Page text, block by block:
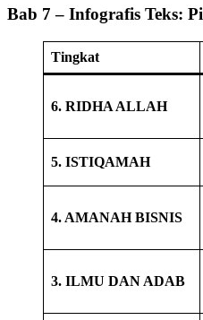
Bab 7 – Infografis Teks:
Tingkat
6. RIDHA ALLAH
5. ISTIQAMAH
4. AMANAH BISNIS
3. ILMU DAN ADAB